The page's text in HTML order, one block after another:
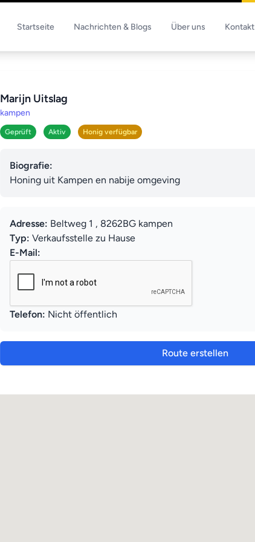
Startseite Nachrichten & Blogs Über uns Kontakt
Marijn Uitslag
kampen
Geprüft Aktiv Honig verfügbar
Biografie:
Honing uit Kampen en nabije omgeving
Adresse: Beltweg 1 , 8262BG kampen
Typ: Verkaufsstelle zu Hause
E-Mail:
Telefon: Nicht öffentlich
Route erstellen